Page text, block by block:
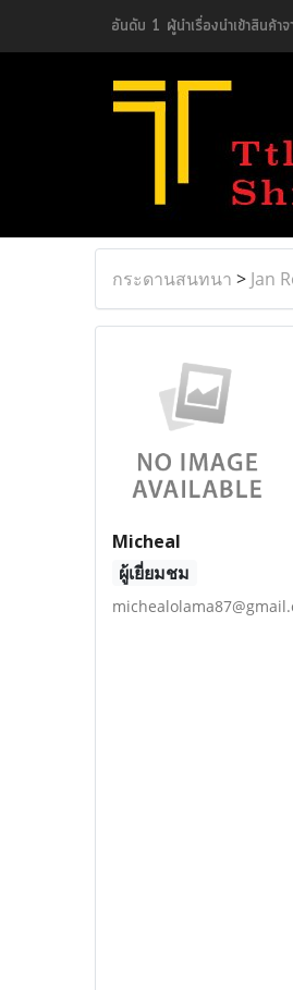
อันดับ 1 ผู้นำเรื่องนำเข้าสินค้า
กระดานสนทนา > Jan
Micheal
ผู้เยี่ยมชม